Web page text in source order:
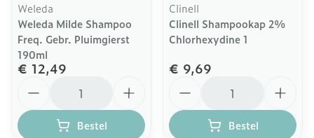
Weleda
Weleda Milde Shampoo
Freq. Gebr. Pluimgierst
190ml
€ 12,49
Bestel
Clinell
Clinell Shampookap 2%
Chlorhexydine 1
€ 9,69
Bestel